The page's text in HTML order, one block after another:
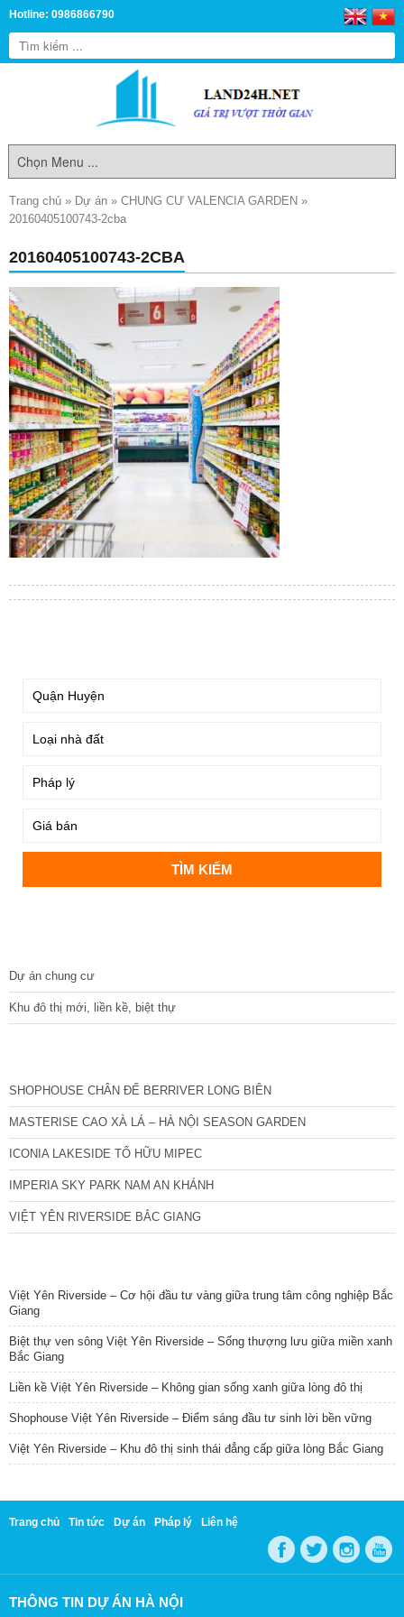
Hotline: 0986866790
Trang chủ » Dự án » CHUNG CƯ VALENCIA GARDEN »
20160405100743-2cba
20160405100743-2CBA
Dự án chung cư
Khu đô thị mới, liền kề, biệt thự
SHOPHOUSE CHÂN ĐẾ BERRIVER LONG BIÊN
MASTERISE CAO XÀ LÁ – HÀ NỘI SEASON GARDEN
ICONIA LAKESIDE TỐ HỮU MIPEC
IMPERIA SKY PARK NAM AN KHÁNH
VIỆT YÊN RIVERSIDE BẮC GIANG
Việt Yên Riverside – Cơ hội đầu tư vàng giữa trung tâm công nghiệp Bắc
Giang
Biệt thự ven sông Việt Yên Riverside – Sống thượng lưu giữa miền xanh
Bắc Giang
Liền kề Việt Yên Riverside – Không gian sống xanh giữa lòng đô thị
Shophouse Việt Yên Riverside – Điểm sáng đầu tư sinh lời bền vững
Việt Yên Riverside – Khu đô thị sinh thái đẳng cấp giữa lòng Bắc Giang
Trang chủ Tin tức Dự án Pháp lý Liên hệ
THÔNG TIN DỰ ÁN HÀ NỘI